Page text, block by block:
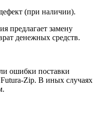
(при наличии).
предлагает замену
денежных средств.
ошибки поставки
Zip. В иных случаях